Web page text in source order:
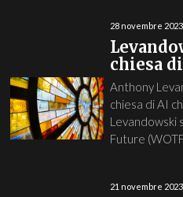
28 novembre 2023
chiesa
Anthony
chiesa di AI
Levandowski
Future
21 novembre 2023